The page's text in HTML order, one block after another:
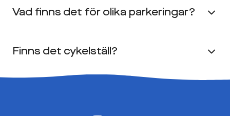
Vad finns det för olika parkeringar?
Finns det cykelställ?